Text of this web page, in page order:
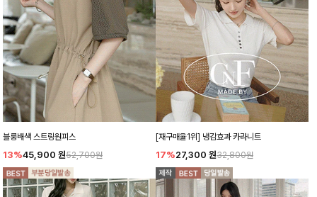
블룽배색 스트링원피스
13%45,900 원52,700원
[재구매율1위] 냉감효과 카라니트
17%27,300 원32,800원